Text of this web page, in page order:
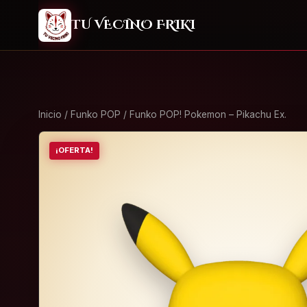
TU VECINO FRIKI
Inicio / Funko POP / Funko POP! Pokemon – Pikachu Ex.
¡OFERTA!